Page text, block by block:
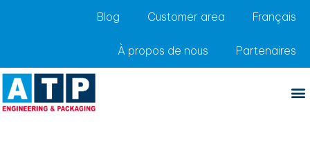
Blog Customer area Français
À propos de nous Partenaires
Catégorie :